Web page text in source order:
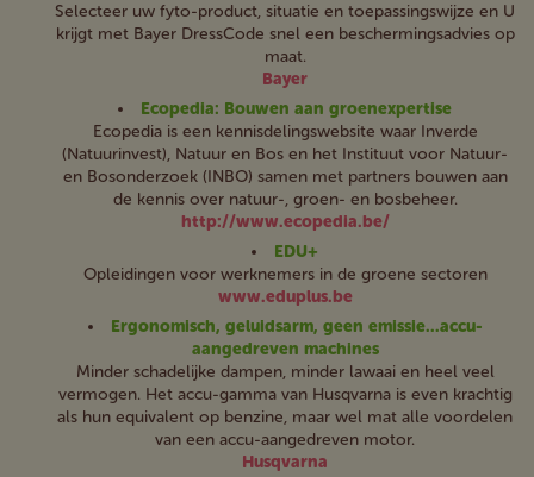
Selecteer uw fyto-product, situatie en toepassingswijze en U
krijgt met Bayer DressCode snel een beschermingsadvies op
maat.
Bayer
Ecopedia: Bouwen aan groenexpertise
Ecopedia is een kennisdelingswebsite waar Inverde
(Natuurinvest), Natuur en Bos en het Instituut voor Natuur-
en Bosonderzoek (INBO) samen met partners bouwen aan
de kennis over natuur-, groen- en bosbeheer.
http://www.ecopedia.be/
EDU+
Opleidingen voor werknemers in de groene sectoren
www.eduplus.be
Ergonomisch, geluidsarm, geen emissie...accu-
aangedreven machines
Minder schadelijke dampen, minder lawaai en heel veel
vermogen. Het accu-gamma van Husqvarna is even krachtig
als hun equivalent op benzine, maar wel mat alle voordelen
van een accu-aangedreven motor.
Husqvarna